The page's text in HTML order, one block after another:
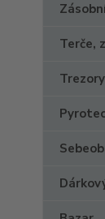
Terče,